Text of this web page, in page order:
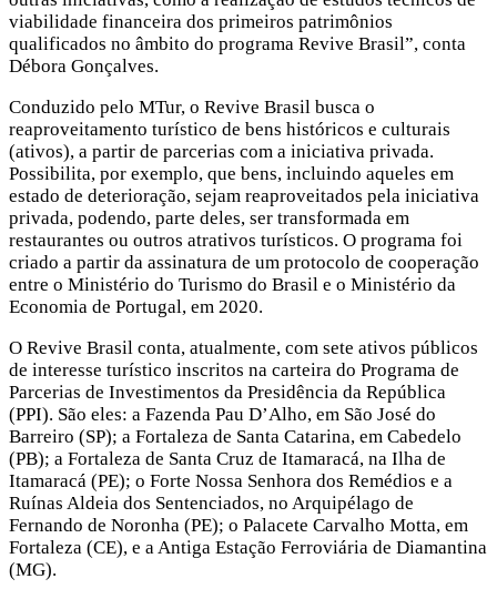
viabilidade financeira dos primeiros patrimônios
qualificados no âmbito do programa Revive Brasil”, conta
Débora Gonçalves.
Conduzido pelo MTur, o Revive Brasil busca o
reaproveitamento turístico de bens históricos e culturais
(ativos), a partir de parcerias com a iniciativa privada.
Possibilita, por exemplo, que bens, incluindo aqueles em
estado de deterioração, sejam reaproveitados pela iniciativa
privada, podendo, parte deles, ser transformada em
restaurantes ou outros atrativos turísticos. O programa foi
criado a partir da assinatura de um protocolo de cooperação
entre o Ministério do Turismo do Brasil e o Ministério da
Economia de Portugal, em 2020.
O Revive Brasil conta, atualmente, com sete ativos públicos
de interesse turístico inscritos na carteira do Programa de
Parcerias de Investimentos da Presidência da República
(PPI). São eles: a Fazenda Pau D’Alho, em São José do
Barreiro (SP); a Fortaleza de Santa Catarina, em Cabedelo
(PB); a Fortaleza de Santa Cruz de Itamaracá, na Ilha de
Itamaracá (PE); o Forte Nossa Senhora dos Remédios e a
Ruínas Aldeia dos Sentenciados, no Arquipélago de
Fernando de Noronha (PE); o Palacete Carvalho Motta, em
Fortaleza (CE), e a Antiga Estação Ferroviária de Diamantina
(MG).